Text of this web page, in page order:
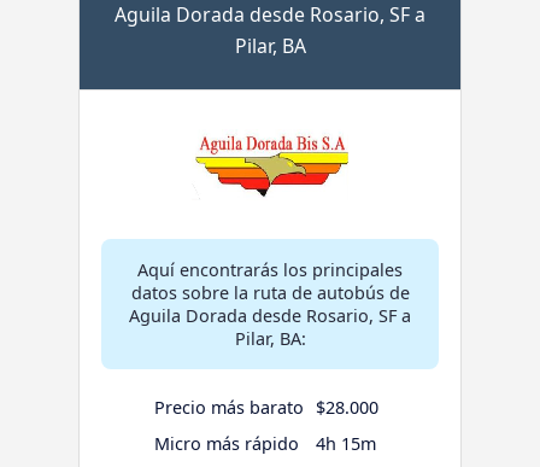
Aguila Dorada desde Rosario, SF a
Pilar, BA
Aquí encontrarás los principales
datos sobre la ruta de autobús de
Aguila Dorada desde Rosario, SF a
Pilar, BA:
Precio más barato
$28.000
Micro más rápido
4h 15m